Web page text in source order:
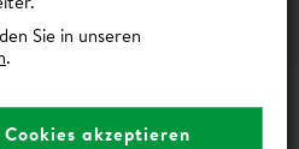
Sie in unseren
.
akzeptieren